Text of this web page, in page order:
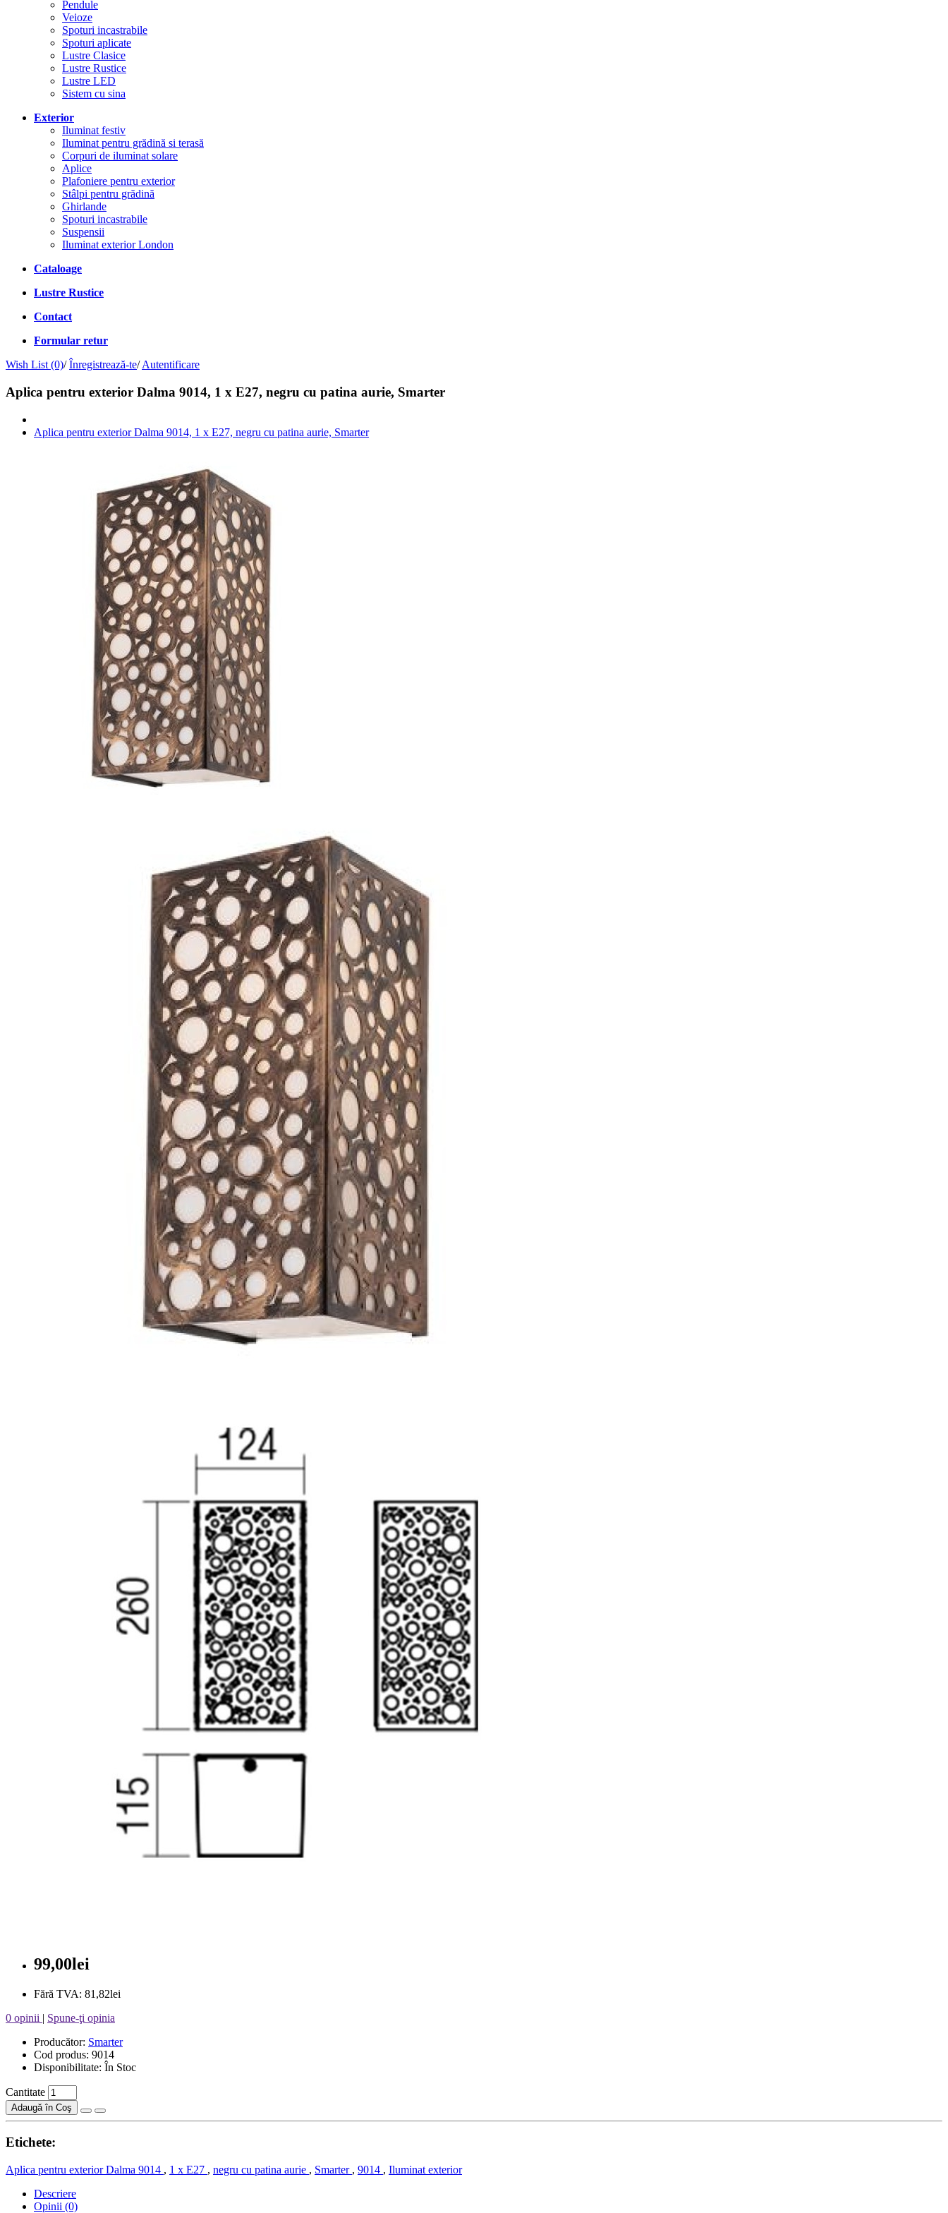
Pendule
Veioze
Spoturi incastrabile
Spoturi aplicate
Lustre Clasice
Lustre Rustice
Lustre LED
Sistem cu sina
Exterior
Iluminat festiv
Iluminat pentru grădină si terasă
Corpuri de iluminat solare
Aplice
Plafoniere pentru exterior
Stâlpi pentru grădină
Ghirlande
Spoturi incastrabile
Suspensii
Iluminat exterior London
Cataloage
Lustre Rustice
Contact
Formular retur
Wish List (0)/ Înregistrează-te/ Autentificare
Aplica pentru exterior Dalma 9014, 1 x E27, negru cu patina aurie, Smarter
Aplica pentru exterior Dalma 9014, 1 x E27, negru cu patina aurie, Smarter
99,00lei
Fără TVA: 81,82lei
0 opinii | Spune-ţi opinia
Producător: Smarter
Cod produs: 9014
Disponibilitate: În Stoc
Cantitate
Adaugă în Coş
Etichete:
Aplica pentru exterior Dalma 9014 , 1 x E27 , negru cu patina aurie , Smarter , 9014 , Iluminat exterior
Descriere
Opinii (0)